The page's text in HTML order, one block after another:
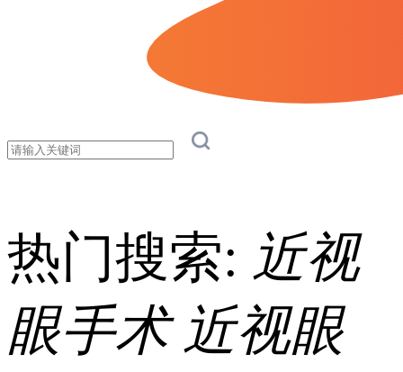
热门搜索: 近视
眼手术 近视眼